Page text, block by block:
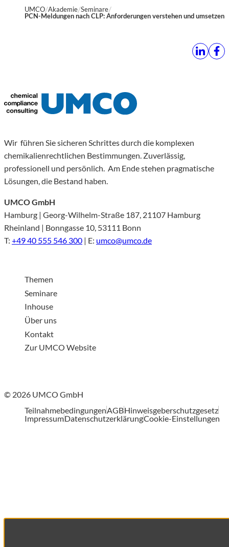
UMCO Akademie Seminare
PCN-Meldungen nach CLP: Anforderungen verstehen und umsetzen
Wir führen Sie sicheren Schrittes durch die komplexen
chemikalienrechtlichen Bestimmungen. Zuverlässig,
professionell und persönlich. Am Ende stehen pragmatische
Lösungen, die Bestand haben.
UMCO GmbH
Hamburg | Georg-Wilhelm-Straße 187, 21107 Hamburg
Rheinland | Bonngasse 10, 53111 Bonn
T: +49 40 555 546 300 | E: umco@umco.de
Themen
Seminare
Inhouse
Über uns
Kontakt
Zur UMCO Website
© 2026 UMCO GmbH
TeilnahmebedingungenAGBHinweisgeberschutzgesetz
ImpressumDatenschutzerklärungCookie-Einstellungen